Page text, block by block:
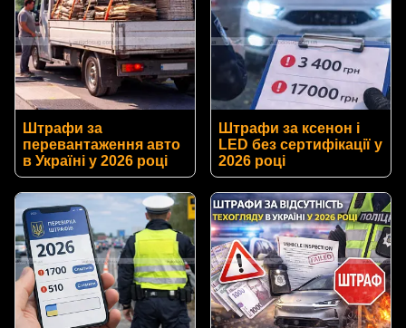
Штрафи за
перевантаження авто
в Україні у 2026 році
Штрафи за ксенон і
LED без сертифікації у
2026 році